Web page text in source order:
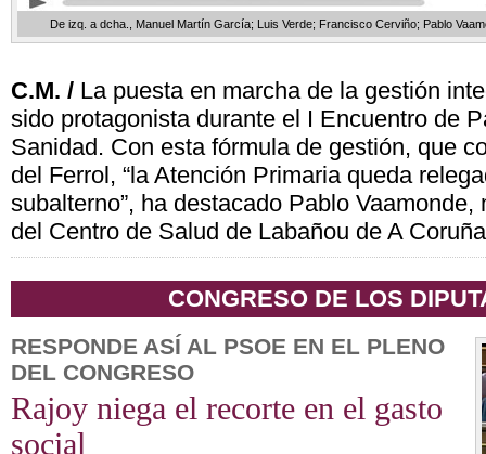
De izq. a dcha., Manuel Martín García; Luis Verde; Francisco Cerviño; Pablo
C.M. / La puesta en marcha de la gestión
sido protagonista durante el I Encuentro de
Sanidad. Con esta fórmula de gestión, que
del Ferrol, “la Atención Primaria queda
subalterno”, ha destacado Pablo Vaamonde,
del Centro de Salud de Labañou de A
CONGRESO DE LOS
RESPONDE ASÍ AL PSOE EN EL PLENO
DEL CONGRESO
Rajoy niega el recorte en el gasto
social